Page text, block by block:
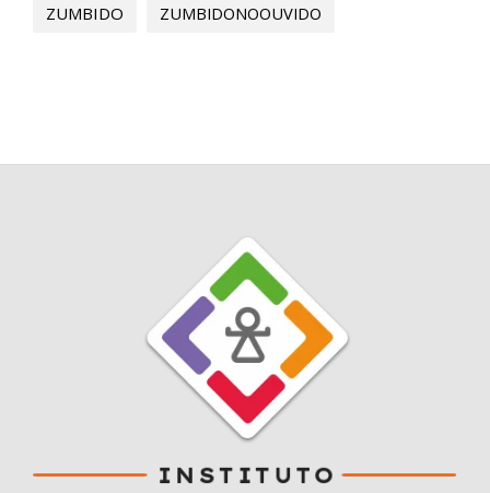
ZUMBIDO ZUMBIDONOOUVIDO